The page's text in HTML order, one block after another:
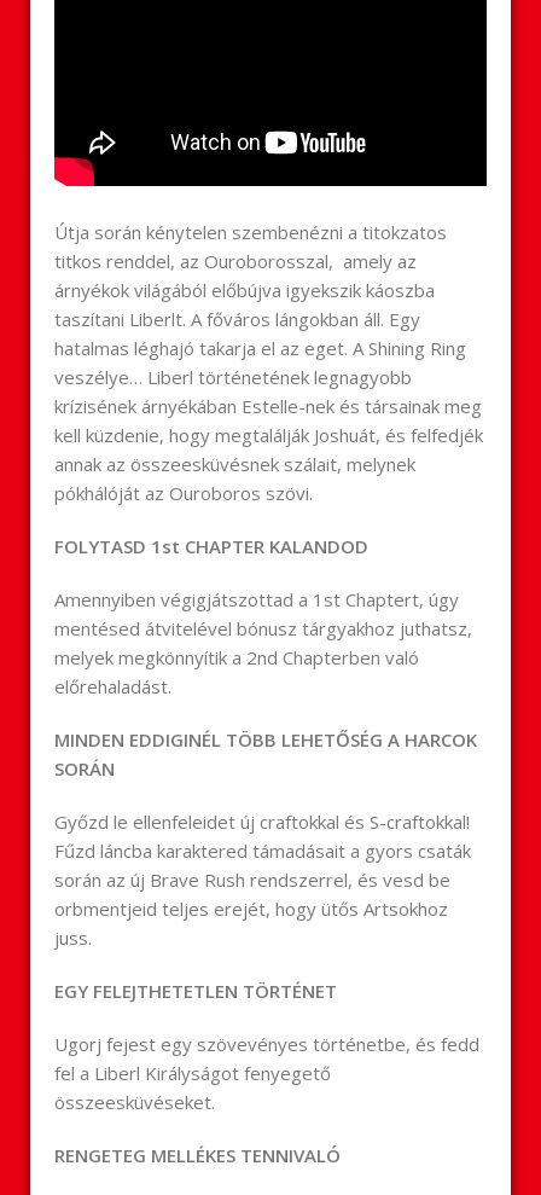
Útja során kénytelen szembenézni a titokzatos
titkos renddel, az Ouroborosszal, amely az
árnyékok világából előbújva igyekszik káoszba
taszítani Liberlt. A főváros lángokban áll. Egy
hatalmas léghajó takarja el az eget. A Shining Ring
veszélye… Liberl történetének legnagyobb
krízisének árnyékában Estelle-nek és társainak meg
kell küzdenie, hogy megtalálják Joshuát, és felfedjék
annak az összeesküvésnek szálait, melynek
pókhálóját az Ouroboros szövi.
FOLYTASD 1st CHAPTER KALANDOD
Amennyiben végigjátszottad a 1st Chaptert, úgy
mentésed átvitelével bónusz tárgyakhoz juthatsz,
melyek megkönnyítik a 2nd Chapterben való
előrehaladást.
MINDEN EDDIGINÉL TÖBB LEHETŐSÉG A HARCOK
SORÁN
Győzd le ellenfeleidet új craftokkal és S-craftokkal!
Fűzd láncba karaktered támadásait a gyors csaták
során az új Brave Rush rendszerrel, és vesd be
orbmentjeid teljes erejét, hogy ütős Artsokhoz
juss.
EGY FELEJTHETETLEN TÖRTÉNET
Ugorj fejest egy szövevényes történetbe, és fedd
fel a Liberl Királyságot fenyegető
összeesküvéseket.
RENGETEG MELLÉKES TENNIVALÓ